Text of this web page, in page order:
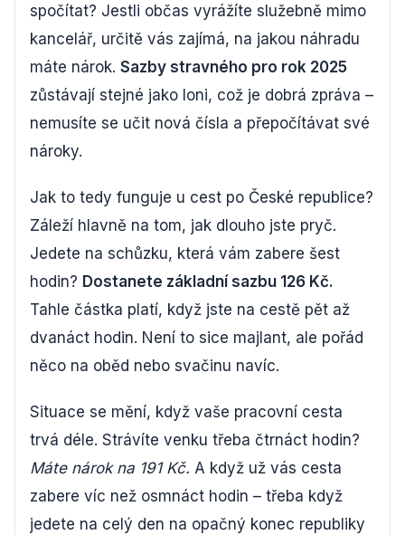
spočítat? Jestli občas vyrážíte služebně mimo
kancelář, určitě vás zajímá, na jakou náhradu
máte nárok. Sazby stravného pro rok 2025
zůstávají stejné jako loni, což je dobrá zpráva –
nemusíte se učit nová čísla a přepočítávat své
nároky.
Jak to tedy funguje u cest po České republice?
Záleží hlavně na tom, jak dlouho jste pryč.
Jedete na schůzku, která vám zabere šest
hodin? Dostanete základní sazbu 126 Kč.
Tahle částka platí, když jste na cestě pět až
dvanáct hodin. Není to sice majlant, ale pořád
něco na oběd nebo svačinu navíc.
Situace se mění, když vaše pracovní cesta
trvá déle. Strávíte venku třeba čtrnáct hodin?
Máte nárok na 191 Kč. A když už vás cesta
zabere víc než osmnáct hodin – třeba když
jedete na celý den na opačný konec republiky